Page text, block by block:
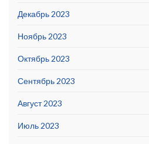
Декабрь 2023
Ноябрь 2023
Октябрь 2023
Сентябрь 2023
Август 2023
Июль 2023